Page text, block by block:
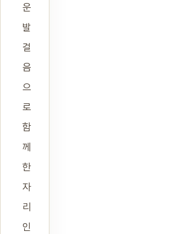
운
발
걸
음
으
로
함
께
한
자
리
인